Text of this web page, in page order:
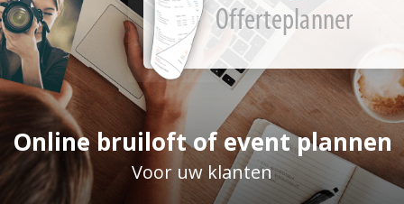
Offerteplanner
Online bruiloft of event plannen
Voor uw klanten